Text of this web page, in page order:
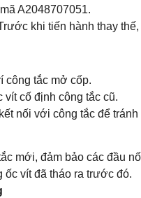
A2048707051.
khi tiến hành thay
công tắc mở cốp.
vít cố định công tắc cũ.
nối với công tắc để
mới, đảm bảo các đầu
ốc vít đã tháo ra trước đó.